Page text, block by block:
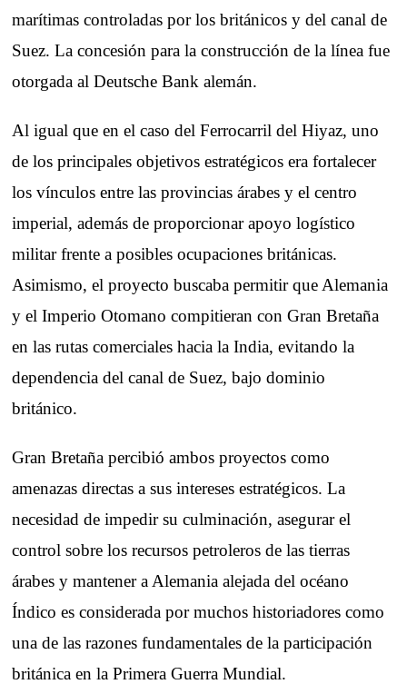
marítimas controladas por los británicos y del canal de
Suez. La concesión para la construcción de la línea fue
otorgada al Deutsche Bank alemán.
Al igual que en el caso del Ferrocarril del Hiyaz, uno
de los principales objetivos estratégicos era fortalecer
los vínculos entre las provincias árabes y el centro
imperial, además de proporcionar apoyo logístico
militar frente a posibles ocupaciones británicas.
Asimismo, el proyecto buscaba permitir que Alemania
y el Imperio Otomano compitieran con Gran Bretaña
en las rutas comerciales hacia la India, evitando la
dependencia del canal de Suez, bajo dominio
británico.
Gran Bretaña percibió ambos proyectos como
amenazas directas a sus intereses estratégicos. La
necesidad de impedir su culminación, asegurar el
control sobre los recursos petroleros de las tierras
árabes y mantener a Alemania alejada del océano
Índico es considerada por muchos historiadores como
una de las razones fundamentales de la participación
británica en la Primera Guerra Mundial.